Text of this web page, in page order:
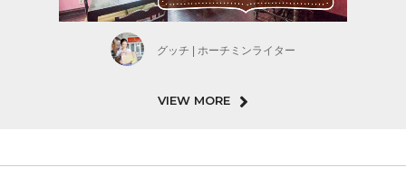
グッチ | ホーチミンライター
VIEW MORE